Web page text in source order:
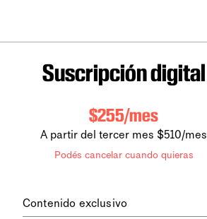
Suscripción digital
$255/mes
A partir del tercer mes $510/mes
Podés cancelar cuando quieras
Contenido exclusivo